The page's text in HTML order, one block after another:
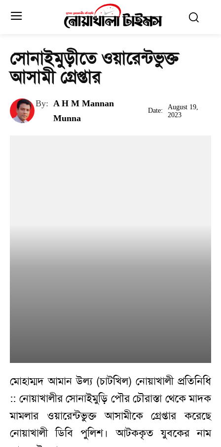
সোনাইমুড়ীতে ওয়ারেন্টভুক্ত
আসামী গ্রেপ্তার
By: A H M Mannan
Munna
Date:
August 19,
2023
মোহাম্মদ আমান উল্য (চাটখিল) নোয়াখালী প্রতিনিধি
:: নোয়াখালীর সোনাইমুড়ি পৌর চৌরাস্তা থেকে মাদক
মামলার ওয়ারেন্টভুক্ত আসামীকে গ্রেপ্তার করেছে
নোয়াখালী ডিবি পুলিশ। আটককৃত যুবকের নাম